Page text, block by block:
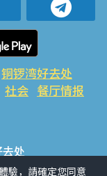
铜锣湾好去处
社会 餐厅情报
处
角好去处 社会
驗，請確定您同意